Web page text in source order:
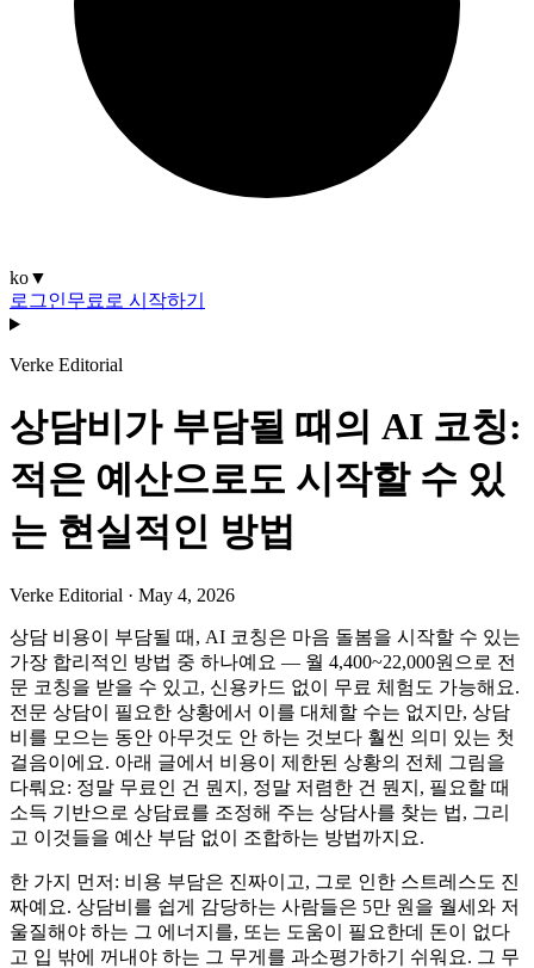
ko▼
로그인무료로 시작하기
Verke Editorial
상담비가 부담될 때의 AI 코칭:
적은 예산으로도 시작할 수 있
는 현실적인 방법
Verke Editorial · May 4, 2026
상담 비용이 부담될 때, AI 코칭은 마음 돌봄을 시작할 수 있는
가장 합리적인 방법 중 하나예요 — 월 4,400~22,000원으로 전
문 코칭을 받을 수 있고, 신용카드 없이 무료 체험도 가능해요.
전문 상담이 필요한 상황에서 이를 대체할 수는 없지만, 상담
비를 모으는 동안 아무것도 안 하는 것보다 훨씬 의미 있는 첫
걸음이에요. 아래 글에서 비용이 제한된 상황의 전체 그림을
다뤄요: 정말 무료인 건 뭔지, 정말 저렴한 건 뭔지, 필요할 때
소득 기반으로 상담료를 조정해 주는 상담사를 찾는 법, 그리
고 이것들을 예산 부담 없이 조합하는 방법까지요.
한 가지 먼저: 비용 부담은 진짜이고, 그로 인한 스트레스도 진
짜예요. 상담비를 쉽게 감당하는 사람들은 5만 원을 월세와 저
울질해야 하는 그 에너지를, 또는 도움이 필요한데 돈이 없다
고 입 밖에 꺼내야 하는 그 무게를 과소평가하기 쉬워요. 그 무